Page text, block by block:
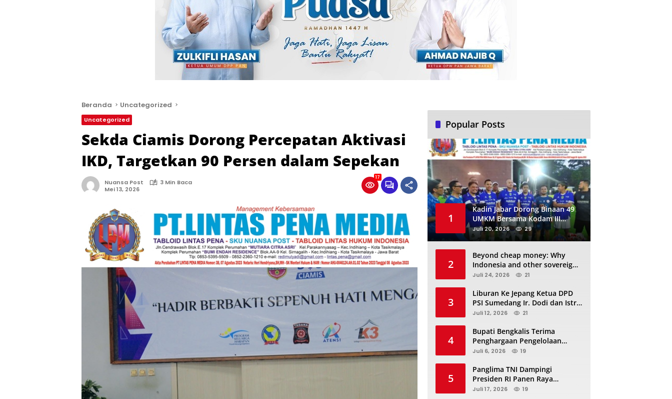
Beranda Uncategorized
Uncategorized
Sekda Ciamis Dorong Percepatan Aktivasi
IKD, Targetkan 90 Persen dalam Sepekan
Nuansa Post
3 Min Baca
Mei 13, 2026
17
Popular Posts
1
Kadin Jabar Dorong Binaan 49
UMKM Bersama Kodam III
Siliwangi Sambil Nobar Final
Piala Dunia, Akan Ada Investor
Juli 20, 2026 29
2
Beyond cheap money: Why
Indonesia and other sovereigns
are turning to panda bonds
Juli 24, 2026 21
3
Liburan Ke Jepang Ketua DPD
PSI Sumedang Ir. Dodi dan Istri
Kibarkan Bendera PSI “Jangan
Juli 12, 2026 21
4
Bupati Bengkalis Terima
Penghargaan Pengelolaan
JDIHN Terbaik Kedua dari
Riau
Juli 6, 2026 19
5
Panglima TNI Dampingi
Presiden RI Panen Raya
Terpadu TNI, Perkuat
Juli 17, 2026 19